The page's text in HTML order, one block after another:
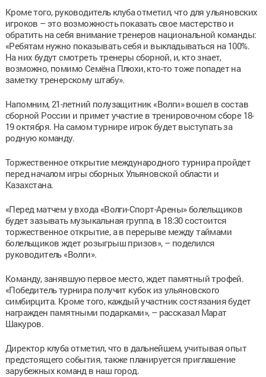
Кроме того, руководитель клуба отметил, что для ульяновских
игроков – это возможность показать свое мастерство и
обратить на себя внимание тренеров национальной команды:
«Ребятам нужно показывать себя и выкладываться на 100%.
На них будут смотреть тренеры сборной, и, кто знает,
возможно, помимо Семёна Плюхи, кто-то тоже попадет на
заметку тренерскому штабу».
Напомним, 21-летний полузащитник «Волги» вошел в состав
сборной России и примет участие в тренировочном сборе 18-
19 октября. На самом турнире игрок будет выступать за
родную команду.
Торжественное открытие международного турнира пройдет
перед началом игры сборных Ульяновской области и
Казахстана.
«Перед матчем у входа «Волги-Спорт-Арены» болельщиков
будет зазывать музыкальная группа, в 18:30 состоится
торжественное открытие, а в перерыве между таймами
болельщиков ждет розыгрыш призов», – поделился
руководитель «Волги».
Команду, занявшую первое место, ждет памятный трофей.
«Победитель турнира получит кубок из ульяновского
симбирцита. Кроме того, каждый участник состязания будет
награжден памятными подарками», – рассказал Марат
Шакуров.
Директор клуба отметил, что в дальнейшем, учитывая опыт
предстоящего события, также планируется приглашение
зарубежных команд в наш город.